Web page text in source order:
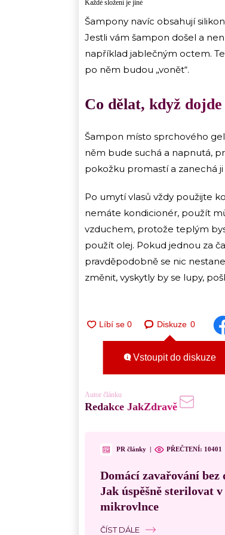
Každé složení je jiné
Šampony navíc obsahují
Jestli vám šampon došel a
například jablečným octem.
po něm budou „vonět“.
Co dělat, když
Šampon místo sprchového
něm bude suchá a napnutá,
pokožku promastí a zanechá ji
Po umytí vlasů vždy použijte
nemáte kondicionér, použít
vzduchem, protože teplým
použít olej. Pokud jednou za
pravděpodobně se nic
změnit, vyskytly by se lupy,
Diskuze 0
Vstoupit do diskuze
Autor článku
Redakce JakZdravě
PR články PŘEČTENÍ: 10401
Domácí zavařování bez
Jak úspěšně sterilovat
mikrovlnce
ČÍST DÁLE